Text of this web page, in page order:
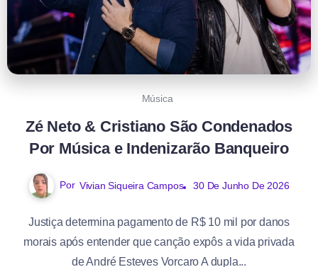
Música
Zé Neto & Cristiano São Condenados
Por Música e Indenizarão Banqueiro
Por Vivian Siqueira Campos 30 De Junho De 2026
Justiça determina pagamento de R$ 10 mil por danos
morais após entender que canção expôs a vida privada
de André Esteves Vorcaro A dupla...